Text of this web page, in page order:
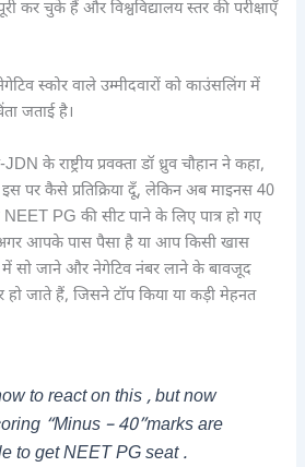
कर चुके हैं और विश्वविद्यालय स्तर की परीक्षाएँ
स्कोर वाले उम्मीदवारों को काउंसलिंग में
जताई है।
के राष्ट्रीय प्रवक्ता डॉ ध्रुव चौहान ने कहा,
पर कैसे प्रतिक्रिया दूँ, लेकिन अब माइनस 40
PG की सीट पाने के लिए पात्र हो गए
आपके पास पैसा है या आप किसी खास
में सो जाने और नेगेटिव नंबर लाने के बावजूद
जाते हैं, जिसने टॉप किया या कड़ी मेहनत
to react on this , but now
“Minus – 40”marks are
to get NEET PG seat .